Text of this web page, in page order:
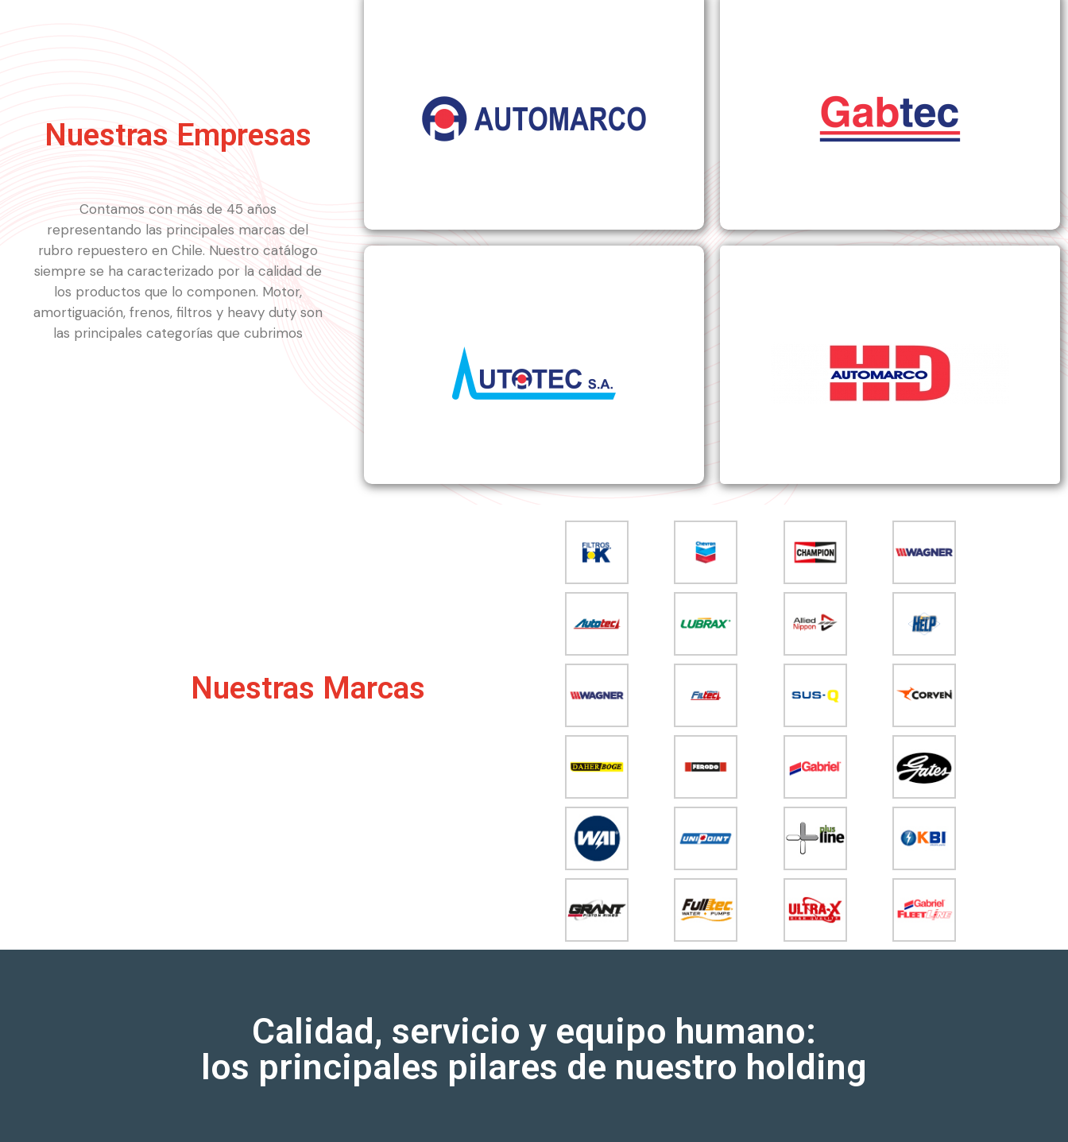
Nuestras Empresas
Contamos con más de 45 años
representando las principales marcas del
rubro repuestero en Chile. Nuestro catálogo
siempre se ha caracterizado por la calidad de
los productos que lo componen. Motor,
amortiguación, frenos, filtros y heavy duty son
las principales categorías que cubrimos
Nuestras Marcas
Calidad, servicio y equipo humano:
los principales pilares de nuestro holding